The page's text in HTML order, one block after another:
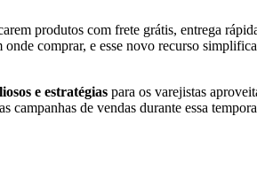
produtos com frete grátis, entrega
comprar, e esse novo recurso
e estratégias para os varejistas
campanhas de vendas durante essa